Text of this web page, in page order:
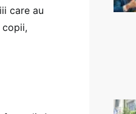
care au
copii,